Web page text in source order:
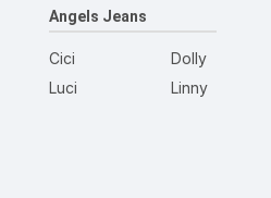
Angels Jeans
Cici
Luci
Dolly
Linny